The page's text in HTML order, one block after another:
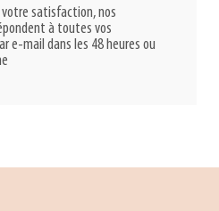
votre satisfaction, nos
à toutes vos
e-mail dans les 48 heures ou